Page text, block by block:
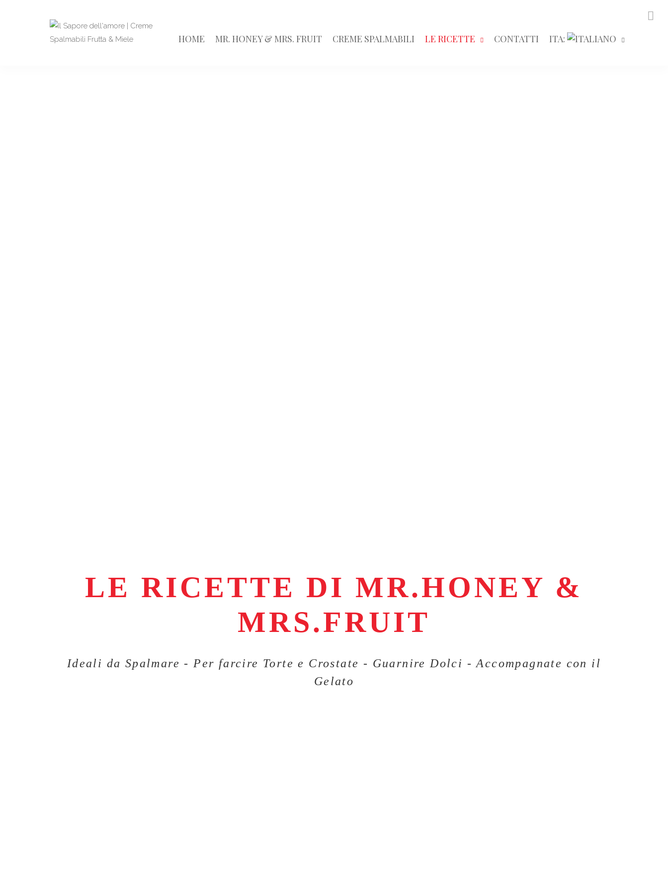
HOME MR. HONEY & MRS. FRUIT CREME SPALMABILI LE RICETTE CONTATTI ITA:
LE RICETTE DI MR.HONEY &
MRS.FRUIT
Ideali da Spalmare - Per farcire Torte e Crostate - Guarnire Dolci - Accompagnate con il
Gelato